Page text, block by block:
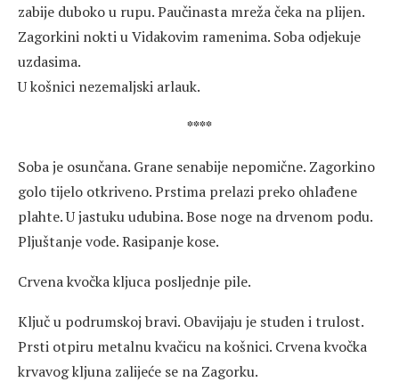
zabije duboko u rupu. Paučinasta mreža čeka na plijen.
Zagorkini nokti u Vidakovim ramenima. Soba odjekuje
uzdasima.
U košnici nezemaljski arlauk.
****
Soba je osunčana. Grane senabije nepomične. Zagorkino
golo tijelo otkriveno. Prstima prelazi preko ohlađene
plahte. U jastuku udubina. Bose noge na drvenom podu.
Pljuštanje vode. Rasipanje kose.
Crvena kvočka kljuca posljednje pile.
Ključ u podrumskoj bravi. Obavijaju je studen i trulost.
Prsti otpiru metalnu kvačicu na košnici. Crvena kvočka
krvavog kljuna zalijeće se na Zagorku.